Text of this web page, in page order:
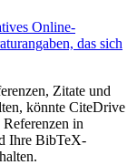
Online-
das sich
Zitate und
könnte CiteDrive
in
Ihre BibTeX-